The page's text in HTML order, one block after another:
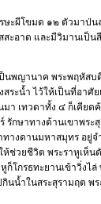
ษะผีโขมด ๑๒ ตัวมาป่
สะอาด และมีวิมานเ
พญานาค พระพฤหัสบ
ระน้ำ ไว้ให้เป็นที่อา
า เทวดาทั้ง ๔ ก็เคียด
รักษาทางด้านเขาพร
างดานมหาสมุทร อยู่
วยชีวิต พระราหูเห็น
ก็โกรธทะยานเข้าวิ่ง
นน้ำในสระสุรามฤต